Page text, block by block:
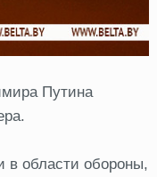
Путина
в области обороны,